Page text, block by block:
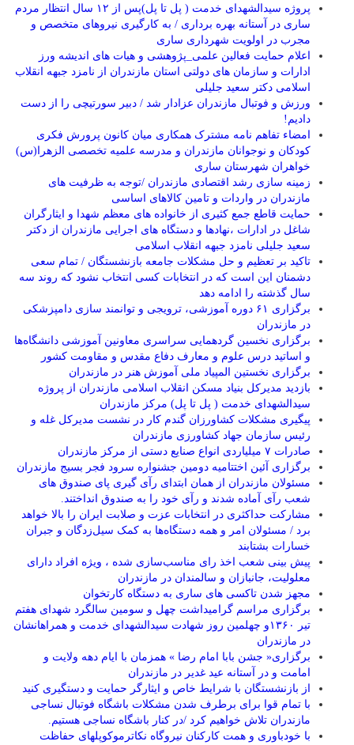
پروژه سیدالشهدای خدمت ( پل تا پل)پس از ۱۲ سال انتظار مردم
ساری در آستانه بهره برداری / به کارگیری نیروهای متخصص و
مجرب در اولویت شهرداری ساری
اعلام حمایت فعالین علمی_پژوهشی و هیات های اندیشه ورز
ادارات و سازمان های دولتی استان مازندران از نامزد جبهه انقلاب
اسلامی دکتر سعید جلیلی
ورزش و فوتبال مازندران عزادار شد / دبیر سورتیچی را از دست
دادیم!
امضاء تفاهم نامه مشترک همکاری میان کانون پرورش فکری
کودکان و نوجوانان مازندران و مدرسه علمیه تخصصی الزهرا(س)
خواهران شهرستان ساری
زمینه سازی رشد اقتصادی مازندران /توجه به ظرفیت های
مازندران در واردات و تامین کالاهای اساسی
حمایت قاطع جمع کثیری از خانواده های معظم شهدا و ایثارگران
شاغل در ادارات ،نهادها و دستگاه های اجرایی مازندران از دکتر
سعید جلیلی نامزد جبهه انقلاب اسلامی
تاکید بر تعظیم و حل مشکلات جامعه بازنشستگان / تمام سعی
دشمنان این است که در انتخابات کسی انتخاب نشود که روند سه
سال گذشته را ادامه دهد
برگزاری ۶۱ دوره آموزشی، ترویجی و توانمند سازی دامپزشکی
در مازندران
برگزاری نخسین گردهمایی سراسری معاونین آموزشی دانشگاه‌ها
و اساتید درس علوم و معارف دفاع مقدس و مقاومت کشور
برگزاری نخستین المپیاد ملی آموزش هنر در مازندران
بازدید مدیرکل بنیاد مسکن انقلاب اسلامی مازندران از پروژه
سیدالشهدای خدمت ( پل تا پل) مرکز مازندران
پیگیری مشکلات کشاورزان گندم کار در نشست مدیرکل غله و
رئیس سازمان جهاد کشاورزی مازندران
صادرات ۷ میلیاردی انواع صنایع دستی از مرکز مازندران
برگزاری آئین اختتامیه دومین جشنواره سرود فجر بسیج مازندران
مسئولان مازندران از همان ابتدای رآی گیری پای صندوق های
شعب رآی آماده شدند و رآی خود را به صندوق انداختند.
مشارکت حداکثری در انتخابات عزت و صلابت ایران را بالا خواهد
برد / مسئولان امر و همه دستگاه‌ها به کمک سیل‌زدگان و جبران
خسارات بشتابند
پیش بینی شعب اخذ رای مناسب‌سازی شده ، ویژه افراد دارای
معلولیت، جانبازان و سالمندان در مازندران
مجهز شدن تاکسی های ساری به دستگاه کارتخوان
برگزاری مراسم گرامیداشت چهل و سومین سالگرد شهدای هفتم
تیر ۱۳۶۰و چهلمین روز شهادت سیدالشهدای خدمت و همراهانشان
در مازندران
برگزاری« جشن بابا امام رضا » همزمان با ایام دهه ولایت و
امامت و در آستانه عید غدیر در مازندران
از بازنشستگان با شرایط خاص و ایثارگر حمایت و دستگیری کنید
با تمام قوا برای برطرف شدن مشکلات باشگاه فوتبال نساجی
مازندران تلاش خواهیم کرد /در کنار باشگاه نساجی هستیم.
با خودباوری و همت کارکنان نیروگاه نکاترموکوپلهای حفاظت